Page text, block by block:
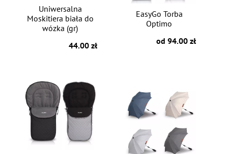
Uniwersalna
Moskitiera biała do
wózka (gr)
44.00 zł
EasyGo Torba
Optimo
od 94.00 zł